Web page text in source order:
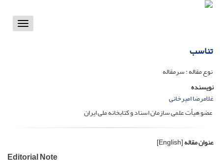
Toggle
تناسب
نوع مقاله : سرمقاله
نویسنده
غلامرضا امیرخانی
عضو هیأت علمی سازمان اسناد و کتابخانه ملی ایران
عنوان مقاله[English]
Editorial Note